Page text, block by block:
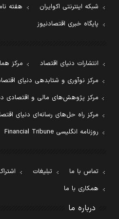
شبکه اینترنتی اکوایران
هفته
پایگاه خبری اقتصادنیوز
انتشارات دنیای اقتصاد
مرکز
مرکز نوآوری و شتابدهی دنیای
مرکز پژوهش‌های مالی و اقتصادی
مرکز راه حل‌های رسانه‌ای دنیای
روزنامه انگلیسی Financial Tribune
تماس با ما تبلیغات
همکاری با ما
درباره ما